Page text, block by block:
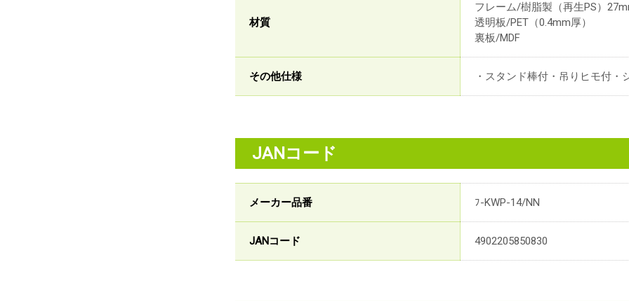
材質
フレーム/樹脂製（再生PS）
透明板/PET（0.4mm厚）
裏板/MDF
その他仕様 ・スタンド棒付・吊りヒモ付・
JANコード
メーカー品番 ﾌ-KWP-14/NN
JANコード 4902205850830